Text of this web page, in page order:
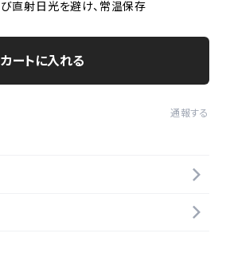
直射日光を避け、常温保存
カートに入れる
通報する